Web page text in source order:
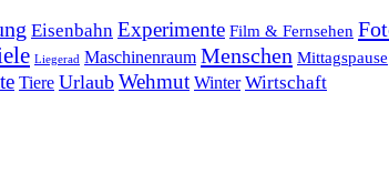
Eisenbahn Experimente Film & Fernsehen
Liegerad Maschinenraum Menschen Mittagspause
Tiere Urlaub Wehmut Winter Wirtschaft